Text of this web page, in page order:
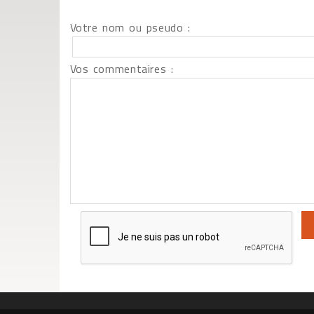
Votre nom ou pseudo :
Vos commentaires :